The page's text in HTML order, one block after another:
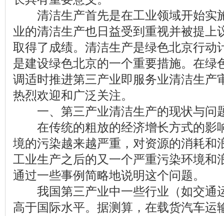
清洁生产首先是在工业领域开始实
业的清洁生产也日益受到重视并被提上
取得了成绩。清洁生产是绿色北京行动
是建设绿色北京的一个重要措施。在绿
调适时推进第三产业即服务业清洁生产
热烈欢迎和广泛关注。
一、第三产业清洁生产的现状与问
在传统的粗放的经济增长方式的影
境的污染越来越严重，对资源的消耗和
工业生产之后的又一个严重污染环境和
通过一些事例简略地说明这个问题。
我国第三产业中一些行业（如交通
高于国际水平。据测算，在载货汽车运